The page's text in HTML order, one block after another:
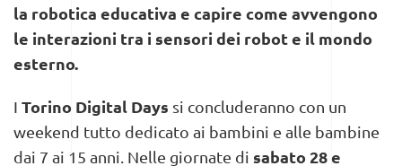
la robotica educativa e capire come avvengono
le interazioni tra i sensori dei robot e il mondo
esterno.
I Torino Digital Days si concluderanno con un
weekend tutto dedicato ai bambini e alle bambine
dai 7 ai 15 anni. Nelle giornate di sabato 28 e